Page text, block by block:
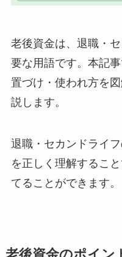
老後資金は、退職・
要な用語です。本記
置づけ・使われ方を
説します。
退職・セカンドライ
を正しく理解するこ
てることができます。